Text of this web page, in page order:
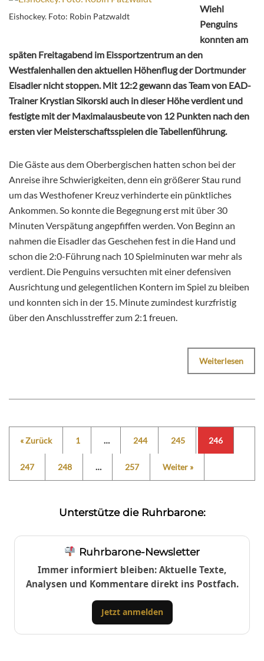
Eishockey. Foto: Robin Patzwaldt
Wiehl
Penguins
konnten am
späten Freitagabend im Eissportzentrum an den
Westfalenhallen den aktuellen Höhenflug der Dortmunder
Eisadler nicht stoppen. Mit 12:2 gewann das Team von EAD-
Trainer Krystian Sikorski auch in dieser Höhe verdient und
festigte mit der Maximalausbeute von 12 Punkten nach den
ersten vier Meisterschaftsspielen die Tabellenführung.
Die Gäste aus dem Oberbergischen hatten schon bei der
Anreise ihre Schwierigkeiten, denn ein größerer Stau rund
um das Westhofener Kreuz verhinderte ein pünktliches
Ankommen. So konnte die Begegnung erst mit über 30
Minuten Verspätung angepfiffen werden. Von Beginn an
nahmen die Eisadler das Geschehen fest in die Hand und
schon die 2:0-Führung nach 10 Spielminuten war mehr als
verdient. Die Penguins versuchten mit einer defensiven
Ausrichtung und gelegentlichen Kontern im Spiel zu bleiben
und konnten sich in der 15. Minute zumindest kurzfristig
über den Anschlusstreffer zum 2:1 freuen.
Weiterlesen
« Zurück 1 … 244 245 246
247 248 … 257 Weiter »
Unterstütze die Ruhrbarone:
Ruhrbarone-Newsletter
Immer informiert bleiben: Aktuelle Texte,
Analysen und Kommentare direkt ins Postfach.
Jetzt anmelden